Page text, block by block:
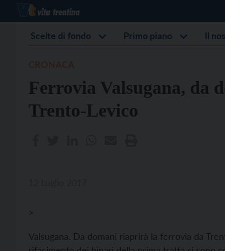
Scelte di fondo Primo piano Il
Ferrovia Valsugana, da
Trento-Levico
>
Valsugana. Da domani riaprirà la ferrovia da